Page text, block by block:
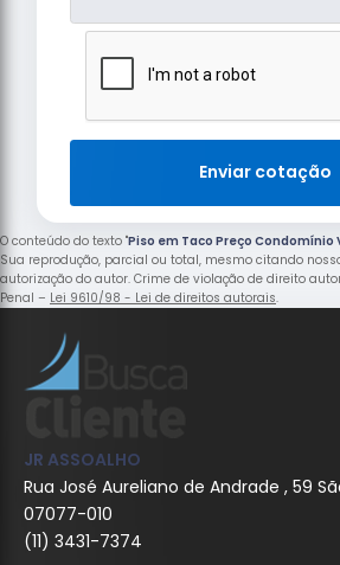
Enviar cotação
O conteúdo do texto "Piso em Taco Preço Condomínio
Sua reprodução, parcial ou total, mesmo citando
autorização do autor. Crime de violação de direito
Penal – Lei 9610/98 - Lei de direitos autorais.
JR ASSOALHO
Rua José Aureliano de Andrade , 59
07077-010
(11) 3431-7374